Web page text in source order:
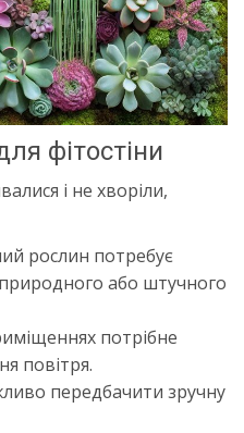
фітостіни
і не хворіли,
рослин потребує
природного або штучного
потрібне
повітря.
передбачити зручну